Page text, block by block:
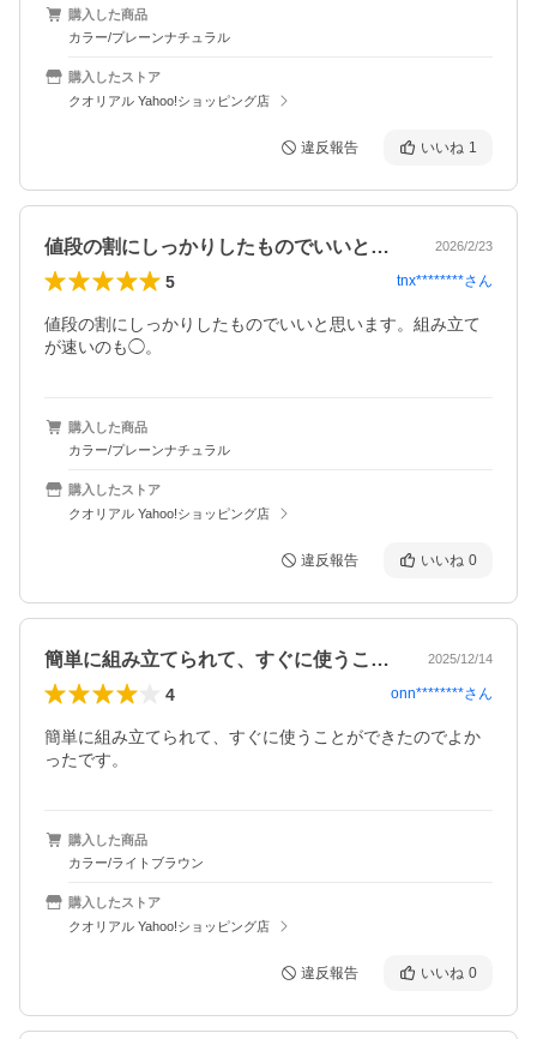
購入した商品
カラー/プレーンナチュラル
購入したストア
クオリアル Yahoo!ショッピング店
違反報告 いいね 1
値段の割にしっかりしたものでいいと思い… 2026/2/23
5 tnx********さん
値段の割にしっかりしたものでいいと思います。組み立て
が速いのも◯。
購入した商品
カラー/プレーンナチュラル
購入したストア
クオリアル Yahoo!ショッピング店
違反報告 いいね 0
簡単に組み立てられて、すぐに使うことが… 2025/12/14
4 onn********さん
簡単に組み立てられて、すぐに使うことができたのでよか
ったです。
購入した商品
カラー/ライトブラウン
購入したストア
クオリアル Yahoo!ショッピング店
違反報告 いいね 0